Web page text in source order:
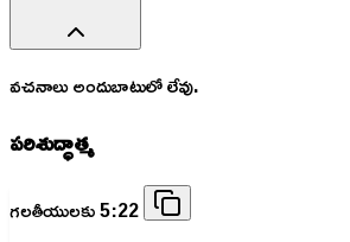
వచనాలు అందుబాటులో లేవు.
పరిశుద్ధాత్మ
గలతీయులకు 5:22